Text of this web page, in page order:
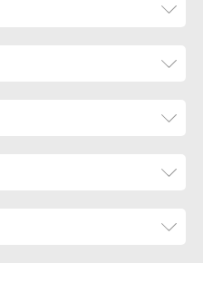
növekvő